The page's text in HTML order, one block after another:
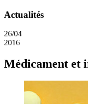
Actualités
26/04
2016
Médicament et